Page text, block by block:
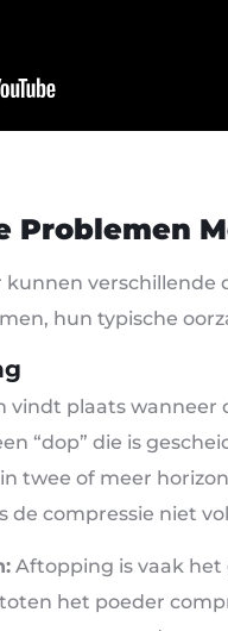
Problemen
kunnen
hun typische
vindt plaats wanneer
“dop” die is
twee of meer
compressie niet
Aftopping is vaak het
het poeder